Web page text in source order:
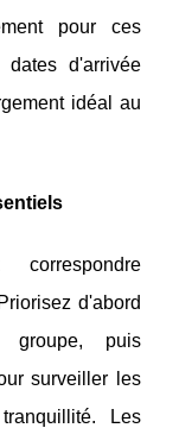
pour ces
d'arrivée
idéal au
d'abord
groupe, puis
surveiller les
Les